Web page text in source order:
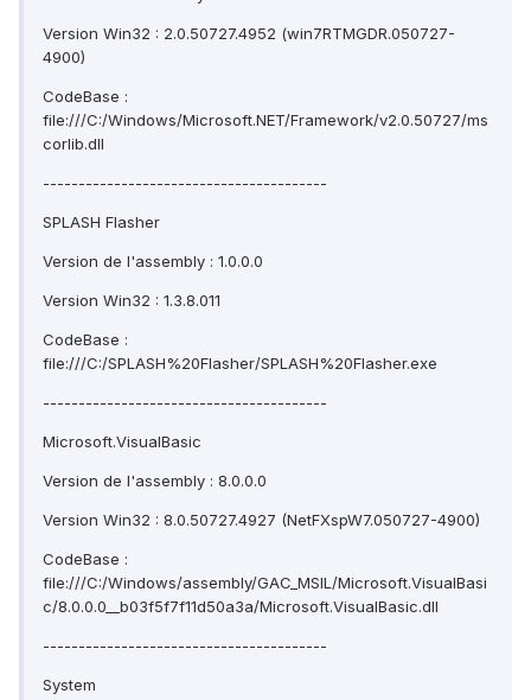
Version Win32 : 2.0.50727.4952 (win7RTMGDR.050727-
4900)
CodeBase :
file:///C:/Windows/Microsoft.NET/Framework/v2.0.50727/ms
corlib.dll
----------------------------------------
SPLASH Flasher
Version de l'assembly : 1.0.0.0
Version Win32 : 1.3.8.011
CodeBase :
file:///C:/SPLASH%20Flasher/SPLASH%20Flasher.exe
----------------------------------------
Microsoft.VisualBasic
Version de l'assembly : 8.0.0.0
Version Win32 : 8.0.50727.4927 (NetFXspW7.050727-4900)
CodeBase :
file:///C:/Windows/assembly/GAC_MSIL/Microsoft.VisualBasi
c/8.0.0.0__b03f5f7f11d50a3a/Microsoft.VisualBasic.dll
----------------------------------------
System